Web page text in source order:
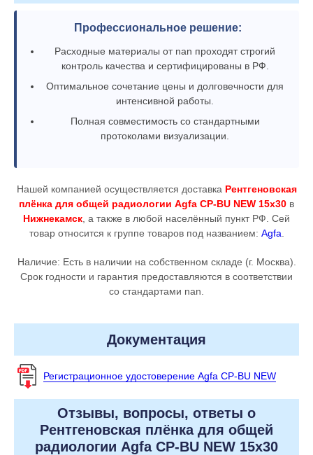
Профессиональное решение:
Расходные материалы от nan проходят строгий
контроль качества и сертифицированы в РФ.
Оптимальное сочетание цены и долговечности для
интенсивной работы.
Полная совместимость со стандартными
протоколами визуализации.
Нашей компанией осуществляется доставка Рентгеновская
плёнка для общей радиологии Agfa CP-BU NEW 15x30 в
Нижнекамск , а также в любой населённый пункт РФ. Сей
товар относится к группе товаров под названием: Agfa
Наличие: Есть в наличии на собственном складе (г. Москва).
Срок годности и гарантия предоставляются в соответствии
со стандартами nan.
Документация
Регистрационное удостоверение Agfa CP-BU NEW
Отзывы, вопросы, ответы о
Рентгеновская плёнка для общей
радиологии Agfa CP-BU NEW 15x30